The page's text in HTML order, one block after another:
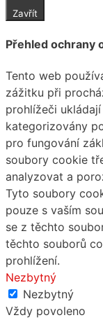
Zavřít
Přehled ochrany
Tento web
zážitku při
prohlížeči
kategorizovány
pro fungování
soubory cookie
analyzovat a
Tyto soubory
pouze s vaším
se z těchto
těchto souborů
prohlížení.
Nezbytný
Nezbytný
Vždy povoleno